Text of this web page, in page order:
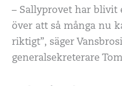
– Sallyprovet har blivit
över att så många nu
riktigt”, säger
generalsekreterare